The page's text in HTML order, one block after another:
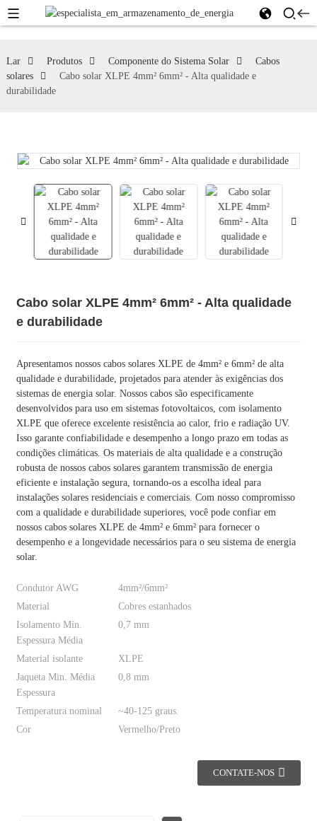
Lar Produtos Componente do Sistema Solar
Cabos
solares
Cabo solar XLPE 4mm² 6mm² - Alta qualidade e
durabilidade
Cabo solar XLPE 4mm² 6mm² - Alta qualidade
e durabilidade
Apresentamos nossos cabos solares XLPE de 4mm² e 6mm² de alta
qualidade e durabilidade, projetados para atender às exigências dos
sistemas de energia solar. Nossos cabos são especificamente
desenvolvidos para uso em sistemas fotovoltaicos, com isolamento
XLPE que oferece excelente resistência ao calor, frio e radiação UV.
Isso garante confiabilidade e desempenho a longo prazo em todas as
condições climáticas. Os materiais de alta qualidade e a construção
robusta de nossos cabos solares garantem transmissão de energia
eficiente e instalação segura, tornando-os a escolha ideal para
instalações solares residenciais e comerciais. Com nosso compromisso
com a qualidade e durabilidade superiores, você pode confiar em
nossos cabos solares XLPE de 4mm² e 6mm² para fornecer o
desempenho e a longevidade necessários para o seu sistema de energia
solar.
Condutor AWG
4mm²/6mm²
Material
Cobres estanhados
Isolamento Mín.
Espessura Média
0,7 mm
Material isolante
XLPE
Jaqueta Min. Média
Espessura
0,8 mm
Temperatura nominal
~40-125 graus.
Cor
Vermelho/Preto
CONTATE-NOS